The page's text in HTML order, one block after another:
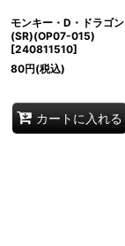
モンキー・D・ドラゴン
(SR)(OP07-015)
[240811510]
80円(税込)
カートに入れる